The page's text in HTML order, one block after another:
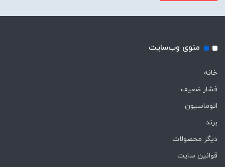
منوی وب‌سایت
خانه
فشار ضعیف
اتوماسیون
برند
دیگر محصولات
قوانین سایت